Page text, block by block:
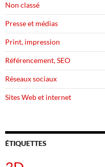
Non classé
Presse et médias
Print, impression
Référencement, SEO
Réseaux sociaux
Sites Web et internet
ÉTIQUETTES